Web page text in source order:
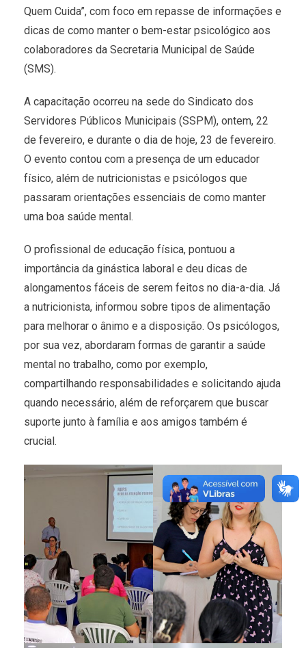
Quem Cuida”, com foco em repasse de informações e
dicas de como manter o bem-estar psicológico aos
colaboradores da Secretaria Municipal de Saúde
(SMS).
A capacitação ocorreu na sede do Sindicato dos
Servidores Públicos Municipais (SSPM), ontem, 22
de fevereiro, e durante o dia de hoje, 23 de fevereiro.
O evento contou com a presença de um educador
físico, além de nutricionistas e psicólogos que
passaram orientações essenciais de como manter
uma boa saúde mental.
O profissional de educação física, pontuou a
importância da ginástica laboral e deu dicas de
alongamentos fáceis de serem feitos no dia-a-dia. Já
a nutricionista, informou sobre tipos de alimentação
para melhorar o ânimo e a disposição. Os psicólogos,
por sua vez, abordaram formas de garantir a saúde
mental no trabalho, como por exemplo,
compartilhando responsabilidades e solicitando ajuda
quando necessário, além de reforçarem que buscar
suporte junto à família e aos amigos também é
crucial.